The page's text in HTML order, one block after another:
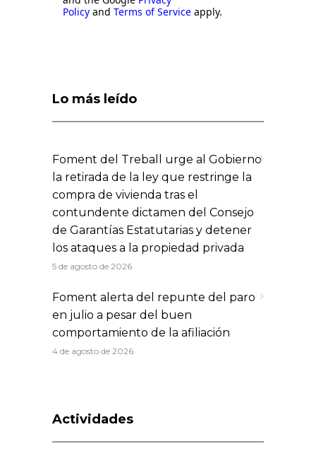
Policy and Terms of Service apply.
Lo más leído
Foment del Treball urge al Gobierno
la retirada de la ley que restringe la
compra de vivienda tras el
contundente dictamen del Consejo
de Garantías Estatutarias y detener
los ataques a la propiedad privada
5 de agosto de 2026
Foment alerta del repunte del paro
en julio a pesar del buen
comportamiento de la afiliación
4 de agosto de 2026
Actividades